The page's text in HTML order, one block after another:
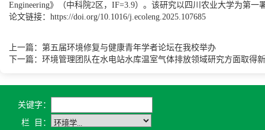
Engineering》 （中科院2 区， IF=3.9）。该研究以四川农业大学为第一
论文链接： https://doi.org/10.1016/j.ecoleng.2025.107685
上一篇：第五届环境修复与健康青年学者论坛在我校举办
下一篇：环境管理团队在水电站水库温室气体排放领域研究方面取得
关键字：
栏 目：